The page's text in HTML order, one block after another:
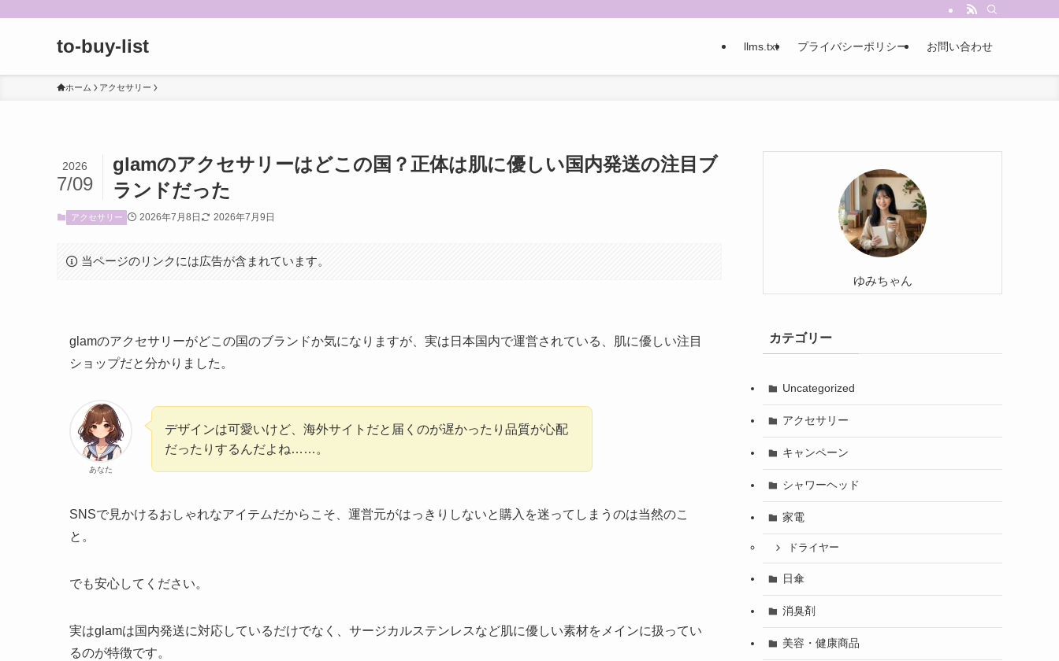
to-buy-list llms.txt プライバシーポリシー お問い合わせ
ホーム アクセサリー
glamのアクセサリーはどこの国？正体は肌に優しい国内発送の注目ブ
ランドだった
2026
7/09
アクセサリー 2026年7月8日 2026年7月9日
当ページのリンクには広告が含まれています。
glamのアクセサリーがどこの国のブランドか気になりますが、実は日本国内で運営されている、肌に優しい注目
ショップだと分かりました。
あなた
デザインは可愛いけど、海外サイトだと届くのが遅かったり品質が心配
だったりするんだよね……。
SNSで見かけるおしゃれなアイテムだからこそ、運営元がはっきりしないと購入を迷ってしまうのは当然のこ
と。
でも安心してください。
実はglamは国内発送に対応しているだけでなく、サージカルステンレスなど肌に優しい素材をメインに扱ってい
るのが特徴です。
ゆみちゃん
カテゴリー
Uncategorized
アクセサリー
キャンペーン
シャワーヘッド
家電
ドライヤー
日傘
消臭剤
美容・健康商品